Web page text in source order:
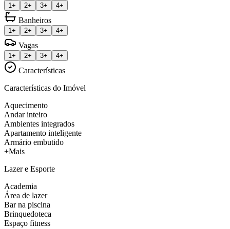
1+ 2+ 3+ 4+
Banheiros
1+ 2+ 3+ 4+
Vagas
1+ 2+ 3+ 4+
Características
Características do Imóvel
Aquecimento
Andar inteiro
Ambientes integrados
Apartamento inteligente
Armário embutido
+Mais
Lazer e Esporte
Academia
Área de lazer
Bar na piscina
Brinquedoteca
Espaço fitness